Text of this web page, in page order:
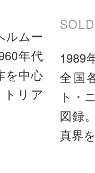
ルムー
年代
を中心
リア
1989
全国
ト・
図録
真界